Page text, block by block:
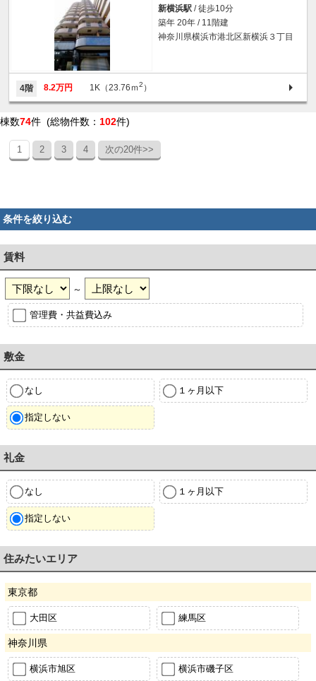
新横浜駅 / 徒歩10分
築年 20年 / 11階建
神奈川県横浜市港北区新横浜３丁目
4階 8.2万円 1K（23.76ｍ2 ）
棟数74件 (総物件数： 102件)
1 2 3 4 次の20件>>
条件を絞り込む
賃料
～
管理費・共益費込み
敷金
なし １ヶ月以下
指定しない
礼金
なし １ヶ月以下
指定しない
住みたいエリア
東京都
大田区 練馬区
神奈川県
横浜市旭区 横浜市磯子区